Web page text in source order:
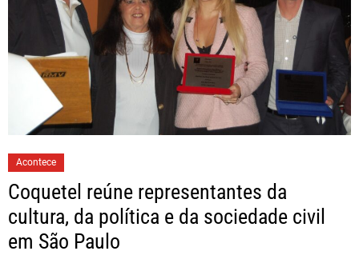
Acontece
Coquetel reúne representantes da
cultura, da política e da sociedade civil
em São Paulo